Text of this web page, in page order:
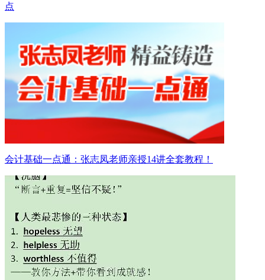
点
会计基础一点通：张志凤老师亲授14讲全套教程！